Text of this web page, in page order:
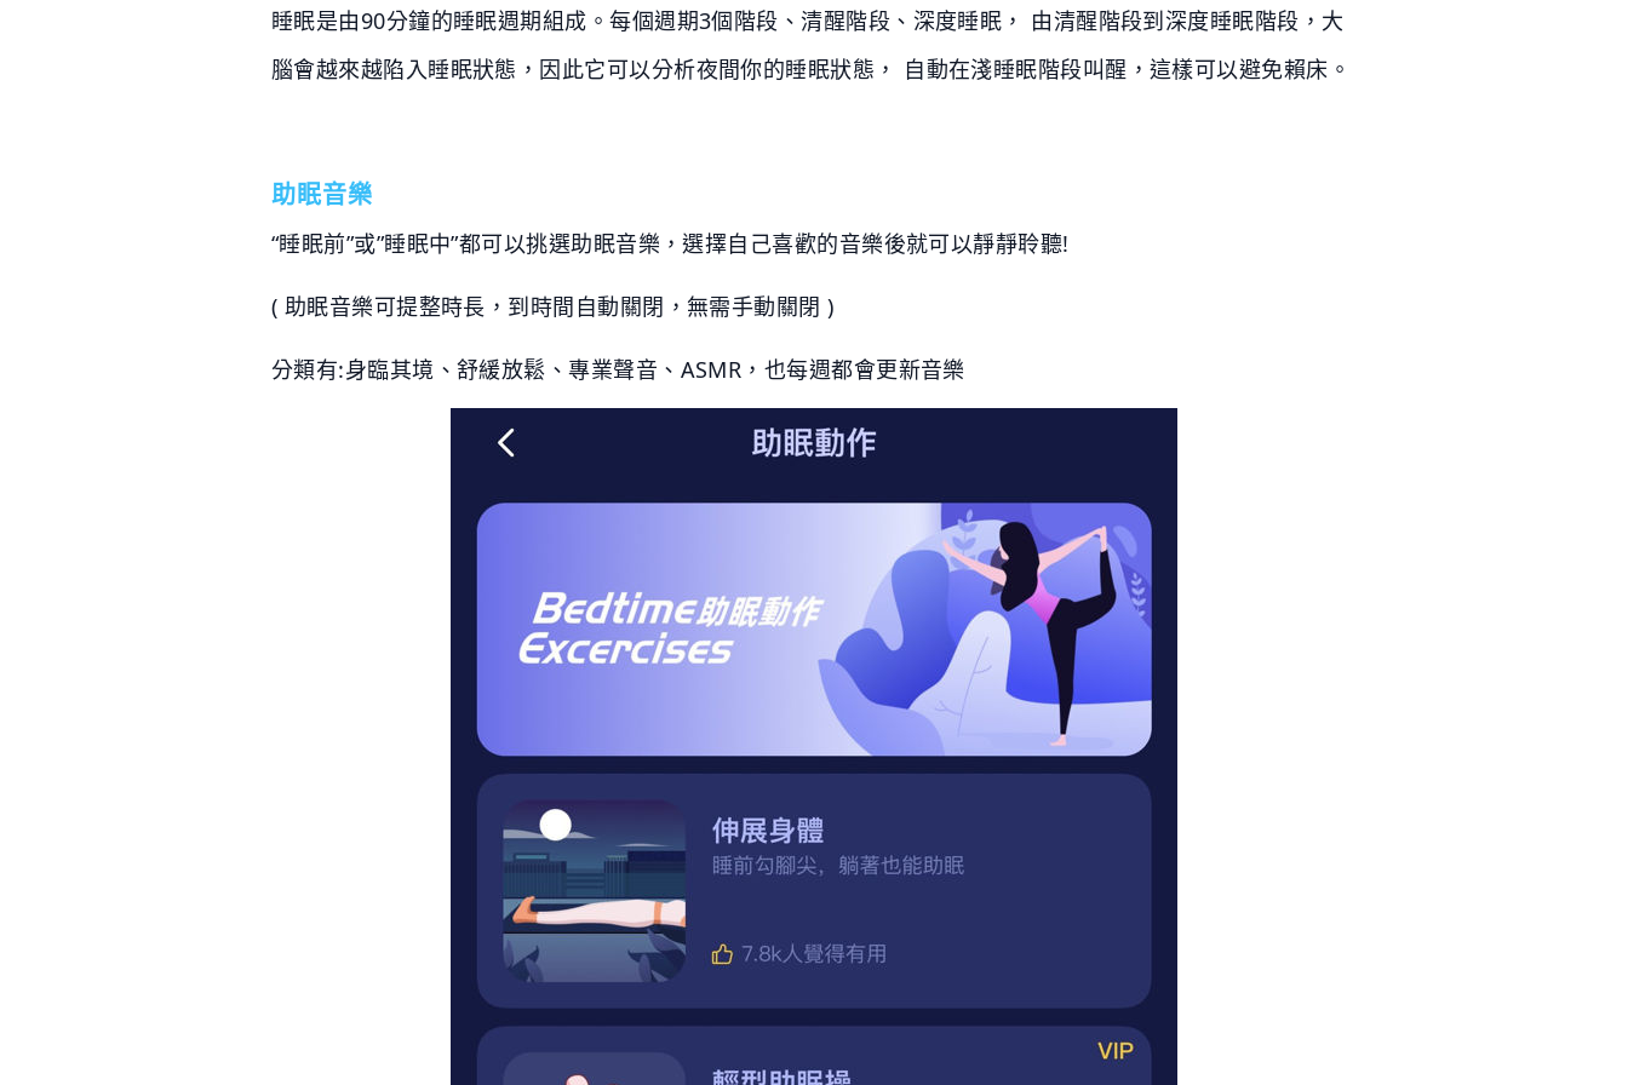
睡眠是由90分鐘的睡眠週期組成。每個週期3個階段、清醒階段、深度睡眠， 由清醒階段到深度睡眠階段，大
腦會越來越陷入睡眠狀態，因此它可以分析夜間你的睡眠狀態， 自動在淺睡眠階段叫醒，這樣可以避免賴床。
助眠音樂
“睡眠前”或”睡眠中”都可以挑選助眠音樂，選擇自己喜歡的音樂後就可以靜靜聆聽!
( 助眠音樂可提整時長，到時間自動關閉，無需手動關閉 )
分類有:身臨其境、舒緩放鬆、專業聲音、ASMR，也每週都會更新音樂